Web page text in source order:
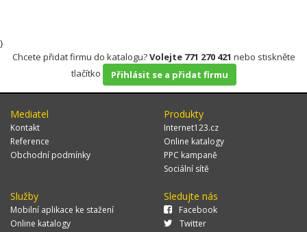
}
Chcete přidat firmu do katalogu?Volejte 771 270 421 nebo stiskněte
tlačítko
Přihlásit se a přidat firmu
Mediatel
Kontakt
Reference
Obchodní podmínky
Produkty
Internet123.cz
Online katalogy
PPC kampaně
Sociální sítě
Služby
Mobilní aplikace ke stažení
Online katalogy
Sledujte nás
Facebook
Twitter